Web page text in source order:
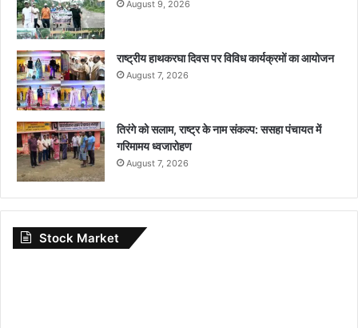
August 9, 2026
राष्ट्रीय हाथकरघा दिवस पर विविध कार्यक्रमों का आयोजन
August 7, 2026
तिरंगे को सलाम, राष्ट्र के नाम संकल्प: ससहा पंचायत में
गरिमामय ध्वजारोहण
August 7, 2026
Stock Market